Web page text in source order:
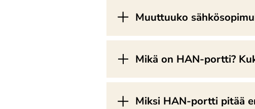
Muuttuuko
Mikä on HAN-portti?
Miksi HAN-portti pitää